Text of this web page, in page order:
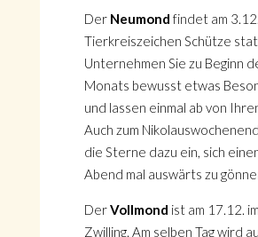
Der Neumond findet am
Tierkreiszeichen Schütze
Unternehmen Sie zu Beginn
Monats bewusst etwas
und lassen einmal ab von
Auch zum
die Sterne dazu ein, sich
Abend mal auswärts zu
DerVollmond ist am 17.12.
Zwilling. Am selben Tag wird